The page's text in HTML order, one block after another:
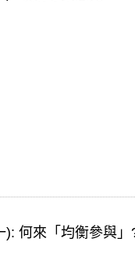
): 何來「均衡參與」